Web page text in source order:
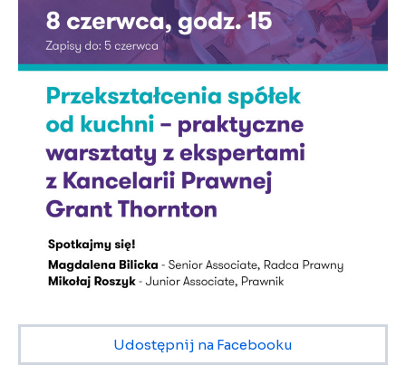
Udostępnij na Facebooku